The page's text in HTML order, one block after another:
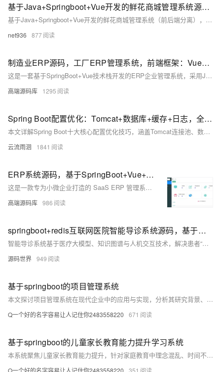
基于Java+Springboot+Vue开发的鲜花商城管理系统源码+运行
基于Java+Springboot+Vue开发的鲜花商城管理系统（前后端分离），这是一项为大学生课程设计作业而开发的项目。该系统旨在帮助大学生学习并掌握Java编程技能，同时锻炼他们的项目设计与开发能力。通过学习基于Java的鲜花商城管理系统项目，大学生可以在实践中学习和提升自己的能力，为以后的职业发展打下坚实基础。技术学习共同进步
net936 877
制造业ERP源码，工厂ERP管理系统，前端框架：Vue，后端框架：SpringBoot
这是一套基于SpringBoot+Vue技术栈开发的ERP企业管理系统，采用Java语言与vscode工具。系统涵盖采购/销售、出入库、生产、品质管理等功能，整合客户与供应商数据，支持在线协同和业务全流程管控。同时提供主数据管理、权限控制、工作流审批、报表自定义及打印、在线报表开发和自定义表单功能，助力企业实现高效自动化管理，并通过UniAPP实现移动端支持，满足多场景应用需求。
高端源码库 1295
Spring Boot配置优化：Tomcat+数据库+缓存+日志，全场景教程
本文详解Spring Boot十大核心配置优化技巧，涵盖Tomcat连接池、数据库连接池、Jackson时区、日志管理、缓存策略、异步线程池等关键配置，结合代码示例与通俗解释，助你轻松掌握高并发场景下的性能调优方法，适用于实际项目落地。
云流雨洄 1841
ERP系统源码，基于SpringBoot+Vue+ElementUI+UniAPP开发
这是一款专为小微企业打造的 SaaS ERP 管理系统，基于 SpringBoot+Vue+ElementUI+UniAPP 技术栈开发，帮助企业轻松上云。系统覆盖进销存、采购、销售、生产、财务、品质、OA 办公及 CRM 等核心功能，业务流程清晰且操作简便。支持二次开发与商用，提供自定义界面、审批流配置及灵活报表设计，助力企业高效管理与数字化转型。
高端源码库 986
springboot+redis互联网医院智能导诊系统源码，基于医疗大模型、知识图谱、人机交互方式实现
智能导诊系统基于医疗大模型、知识图谱与人机交互技术，解决患者“知症不知病”“挂错号”等问题。通过多模态交互（语音、文字、图片等）收集病情信息，结合医学知识图谱和深度推理，实现精准的科室推荐和分级诊疗引导。系统支持基于规则模板和数据模型两种开发原理：前者依赖人工设定症状-科室规则，后者通过机器学习或深度学习分析问诊数据。其特点包括快速病情收集、智能病症关联推理、最佳就医推荐、分级导流以及与院内平台联动，提升患者就诊效率和服务体验。技术架构采用 SpringBoot+Redis+MyBatis Plus+MySQL+RocketMQ，确保高效稳定运行。
源码世界 949
基于springboot的项目管理系统
本文探讨项目管理系统在现代企业中的应用与实现，分析其研究背景、意义及现状，阐述基于SSM、Java、MySQL和Vue等技术构建系统的关键方法，展现其在提升管理效率、协同水平与风险管控方面的价值。
Q一个好的名字容易让人记住你2483558220 671
基于springboot的儿童家长教育能力提升学习系统
本系统聚焦儿童家长教育能力提升，针对家庭教育中理念混乱、时间不足、个性化服务缺失等问题，构建科学、系统、个性化的在线学习平台。融合Spring Boot、Vue等先进技术，整合优质教育资源，提供高效便捷的学习路径，助力家长掌握科学育儿方法，促进儿童全面健康发展，推动家庭和谐与社会进步。
Q一个好的名字容易让人记住你2483558220 351